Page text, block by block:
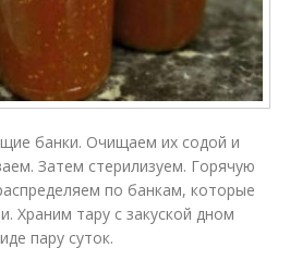
банки. Очищаем их содой и
Затем стерилизуем. Горячую
по банкам, которые
Храним тару с закуской дном
пару суток.